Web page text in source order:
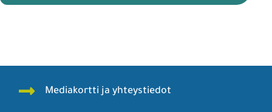
Mediakortti ja yhteystiedot